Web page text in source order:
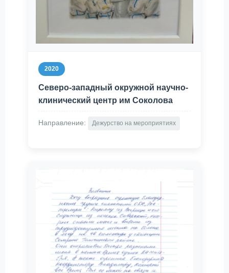
2020
Северо-западный окружной научно-
клинический центр им Соколова
Направление: Дежурство на мероприятиях